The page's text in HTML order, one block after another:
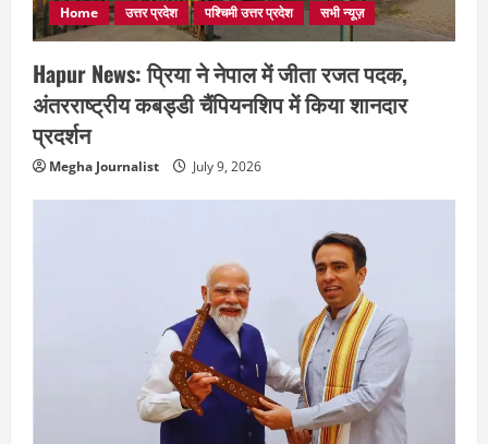
Home उत्तर प्रदेश पश्चिमी उत्तर प्रदेश सभी न्यूज़
Hapur News: प्रिया ने नेपाल में जीता रजत पदक,
अंतरराष्ट्रीय कबड्डी चैंपियनशिप में किया शानदार
प्रदर्शन
Megha Journalist July 9, 2026